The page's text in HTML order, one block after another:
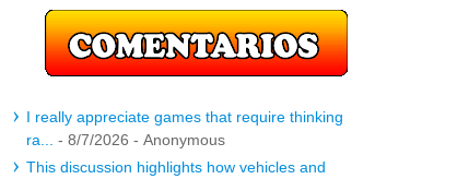
I really appreciate games that require thinking
ra...
- 8/7/2026 - Anonymous
This discussion highlights how vehicles and